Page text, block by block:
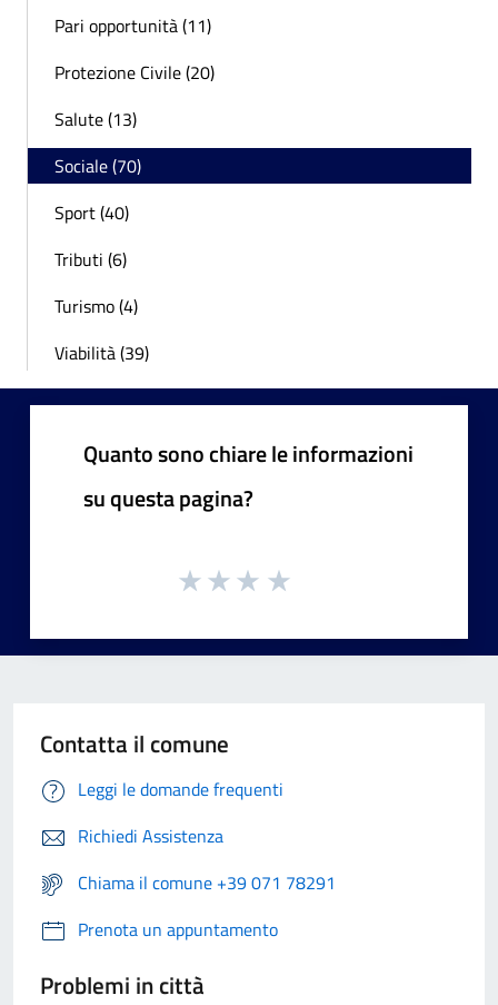
Pari opportunità (11)
Protezione Civile (20)
Salute (13)
Sociale (70)
Sport (40)
Tributi (6)
Turismo (4)
Viabilità (39)
Quanto sono chiare le informazioni
su questa pagina?
Contatta il comune
Leggi le domande frequenti
Richiedi Assistenza
Chiama il comune +39 071 78291
Prenota un appuntamento
Problemi in città